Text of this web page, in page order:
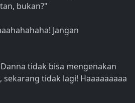
bukan?"
Jangan
tidak bisa mengenakan
sekarang tidak lagi! Haaaaaaaaa